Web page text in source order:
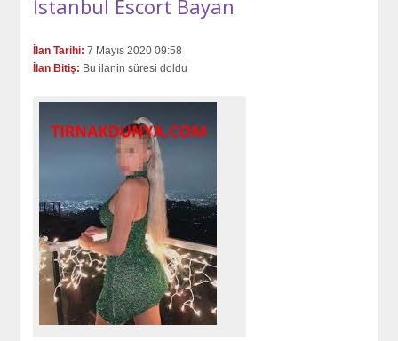
İstanbul Escort Bayan
İlan Tarihi: 7 Mayıs 2020 09:58
İlan Bitiş: Bu ilanin süresi doldu